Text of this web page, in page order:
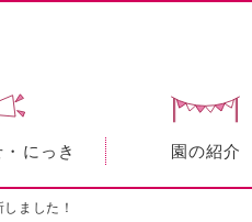
にっき 園の紹介
ました！